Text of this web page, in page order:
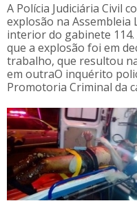
A Polícia Judiciária Civil
explosão na Assembleia
interior do gabinete
que a explosão foi em
trabalho, que resultou
em outraO inquérito
Promotoria Criminal da